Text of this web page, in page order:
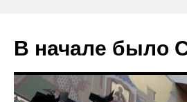
В начале было